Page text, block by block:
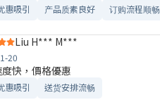
惠吸引 产品质素良好 订购流程顺畅
Liu H*** M***
20
快，價格優惠
惠吸引 送货安排流畅